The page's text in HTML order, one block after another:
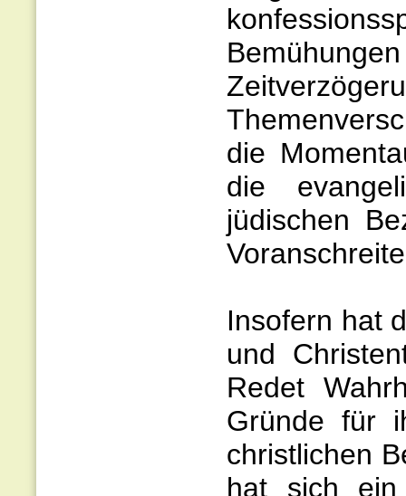
die
die
jüdischen
Insofern hat
und
Redet
Gründe für
christlichen
hat sich ein